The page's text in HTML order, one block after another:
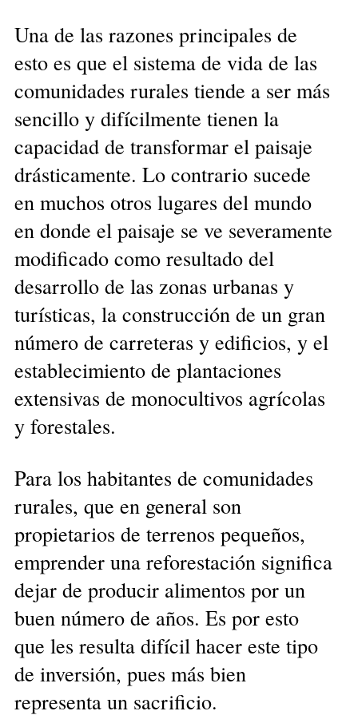
Una de las razones principales de
esto es que el sistema de vida de las
comunidades rurales tiende a ser más
sencillo y difícilmente tienen la
capacidad de transformar el paisaje
drásticamente. Lo contrario sucede
en muchos otros lugares del mundo
en donde el paisaje se ve severamente
modificado como resultado del
desarrollo de las zonas urbanas y
turísticas, la construcción de un gran
número de carreteras y edificios, y el
establecimiento de plantaciones
extensivas de monocultivos agrícolas
y forestales.
Para los habitantes de comunidades
rurales, que en general son
propietarios de terrenos pequeños,
emprender una reforestación significa
dejar de producir alimentos por un
buen número de años. Es por esto
que les resulta difícil hacer este tipo
de inversión, pues más bien
representa un sacrificio.